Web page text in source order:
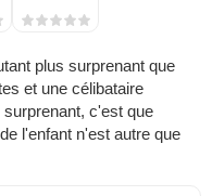
plus surprenant que
et une célibataire
c'est que
l'enfant n'est autre que